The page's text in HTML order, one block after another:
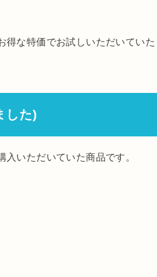
得な特価でお試しいただいていた
した)
いただいていた商品です。